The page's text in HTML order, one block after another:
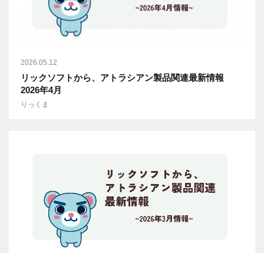
2026.05.12
リックソフトから、アトラシアン製品関連最新情報
2026年4月
りっくま